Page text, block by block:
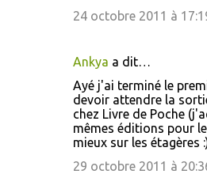
24 octobre 2011 à
Ankya a dit…
Ayé j'ai terminé le
devoir attendre la
chez Livre de Poche
mêmes éditions pour
mieux sur les étagères
29 octobre 2011 à